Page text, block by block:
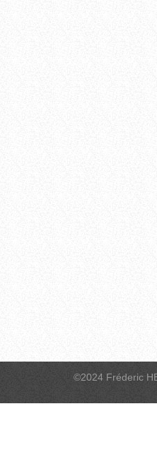
©2024 Fréderic